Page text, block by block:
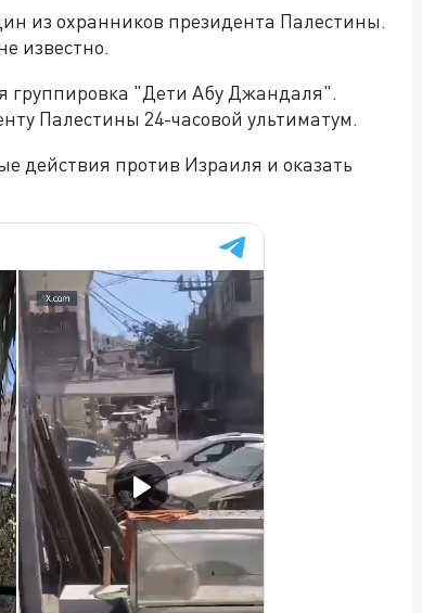
из охранников президента Палестины.
известно.
группировка "Дети Абу Джандаля".
Палестины 24-часовой ультиматум.
действия против Израиля и оказать